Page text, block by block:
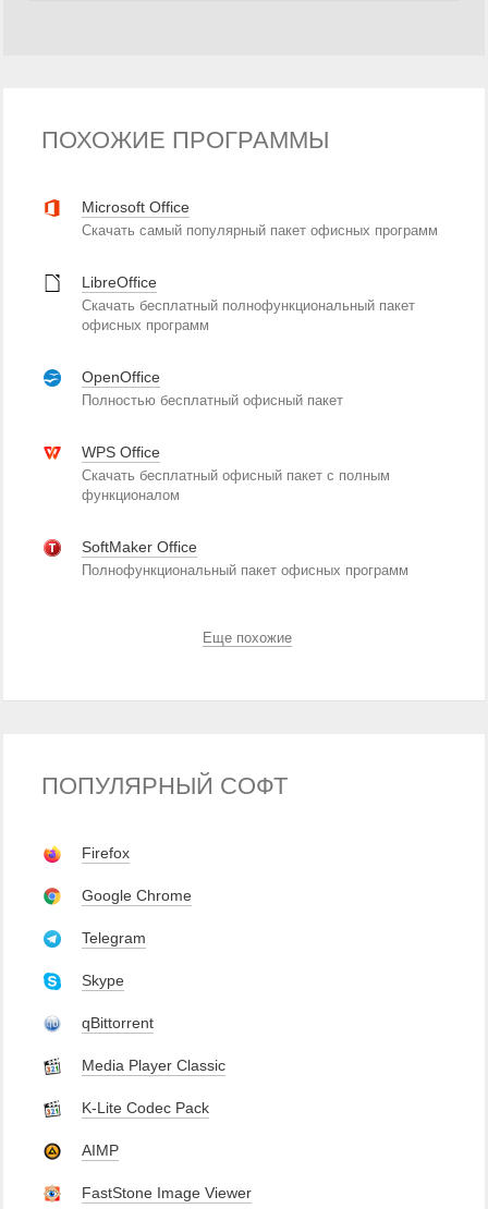
ПОХОЖИЕ ПРОГРАММЫ
Microsoft Office
Скачать самый популярный пакет офисных программ
LibreOffice
Скачать бесплатный полнофункциональный пакет
офисных программ
OpenOffice
Полностью бесплатный офисный пакет
WPS Office
Скачать бесплатный офисный пакет с полным
функционалом
SoftMaker Office
Полнофункциональный пакет офисных программ
Еще похожие
ПОПУЛЯРНЫЙ СОФТ
Firefox
Google Chrome
Telegram
Skype
qBittorrent
Media Player Classic
K-Lite Codec Pack
AIMP
FastStone Image Viewer